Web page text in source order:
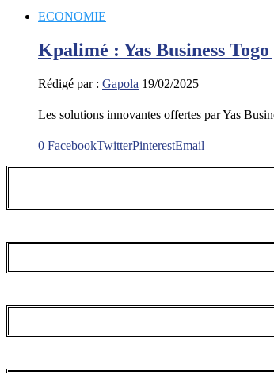
ECONOMIE
Kpalimé : Yas Business
Rédigé par : Gapola 19/02/2025
Les solutions innovantes offertes par Yas
0 FacebookTwitterPinterestEmail